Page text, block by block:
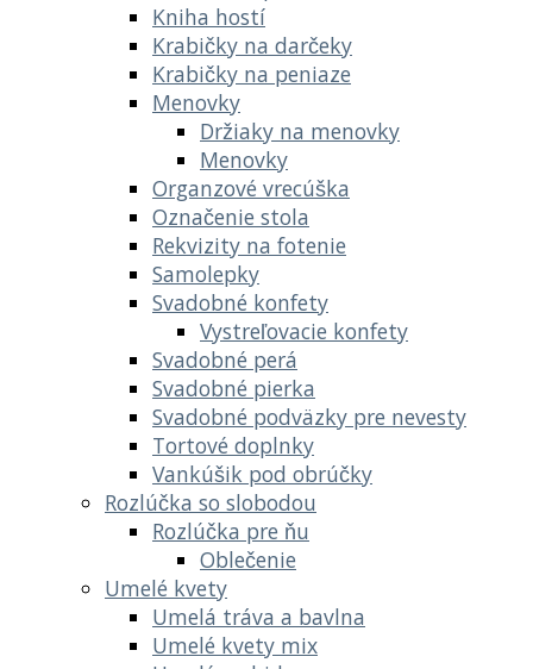
Kniha hostí
Krabičky na darčeky
Krabičky na peniaze
Menovky
Držiaky na menovky
Menovky
Organzové vrecúška
Označenie stola
Rekvizity na fotenie
Samolepky
Svadobné konfety
Vystreľovacie konfety
Svadobné perá
Svadobné pierka
Svadobné podväzky pre nevesty
Tortové doplnky
Vankúšik pod obrúčky
Rozlúčka so slobodou
Rozlúčka pre ňu
Oblečenie
Umelé kvety
Umelá tráva a bavlna
Umelé kvety mix